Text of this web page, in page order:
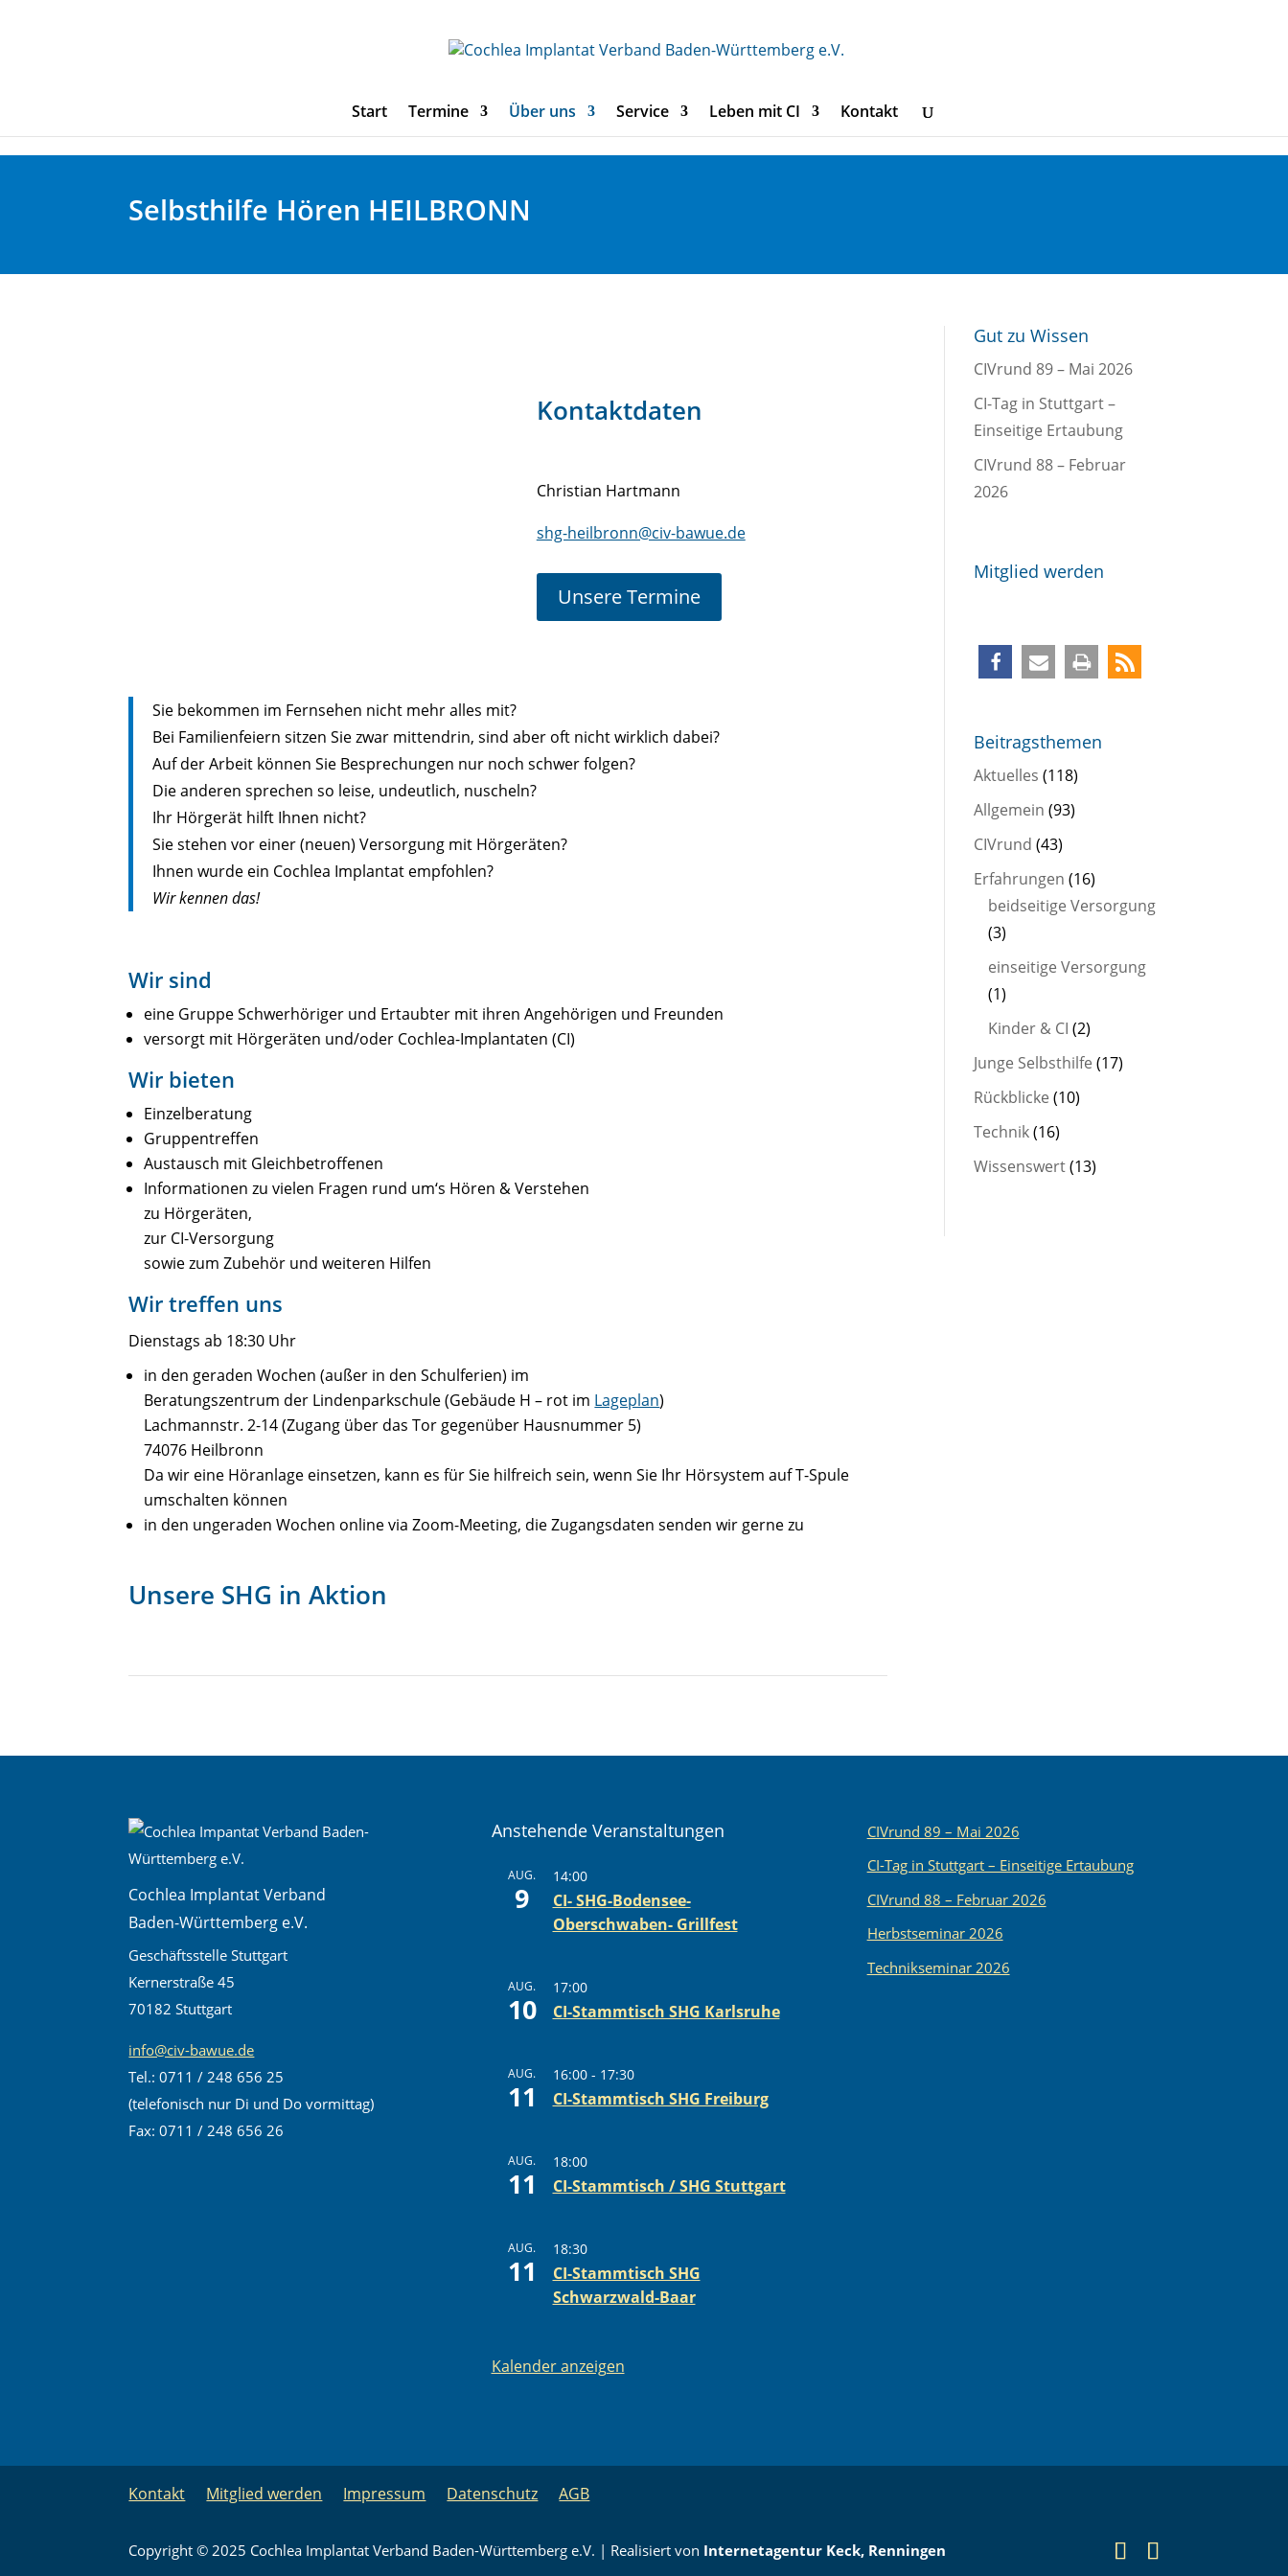
Start Termine Über uns Service Leben mit CI Kontakt
Selbsthilfe Hören HEILBRONN
Kontaktdaten
Christian Hartmann
shg-heilbronn@civ-bawue.de
Unsere Termine
Sie bekommen im Fernsehen nicht mehr alles mit?
Bei Familienfeiern sitzen Sie zwar mittendrin, sind aber oft nicht wirklich dabei?
Auf der Arbeit können Sie Besprechungen nur noch schwer folgen?
Die anderen sprechen so leise, undeutlich, nuscheln?
Ihr Hörgerät hilft Ihnen nicht?
Sie stehen vor einer (neuen) Versorgung mit Hörgeräten?
Ihnen wurde ein Cochlea Implantat empfohlen?
Wir kennen das!
Wir sind
eine Gruppe Schwerhöriger und Ertaubter mit ihren Angehörigen und Freunden
versorgt mit Hörgeräten und/oder Cochlea-Implantaten (CI)
Wir bieten
Einzelberatung
Gruppentreffen
Austausch mit Gleichbetroffenen
Informationen zu vielen Fragen rund um‘s Hören & Verstehen
zu Hörgeräten,
zur CI-Versorgung
sowie zum Zubehör und weiteren Hilfen
Wir treffen uns
Dienstags ab 18:30 Uhr
in den geraden Wochen (außer in den Schulferien) im
Beratungszentrum der Lindenparkschule (Gebäude H – rot im Lageplan)
Lachmannstr. 2-14 (Zugang über das Tor gegenüber Hausnummer 5)
74076 Heilbronn
Da wir eine Höranlage einsetzen, kann es für Sie hilfreich sein, wenn Sie Ihr Hörsystem auf T-Spule
umschalten können
in den ungeraden Wochen online via Zoom-Meeting, die Zugangsdaten senden wir gerne zu
Unsere SHG in Aktion
Gut zu Wissen
CIVrund 89 – Mai 2026
CI-Tag in Stuttgart –
Einseitige Ertaubung
CIVrund 88 – Februar
2026
Mitglied werden
Beitragsthemen
Aktuelles (118)
Allgemein (93)
CIVrund (43)
Erfahrungen (16)
beidseitige Versorgung
(3)
einseitige Versorgung
(1)
Kinder & CI (2)
Junge Selbsthilfe (17)
Rückblicke (10)
Technik(16)
Wissenswert(13)
Cochlea Implantat Verband
Baden-Württemberg e.V.
Geschäftsstelle Stuttgart
Kernerstraße 45
70182 Stuttgart
info@civ-bawue.de
Tel.: 0711 / 248 656 25
(telefonisch nur Di und Do vormittag)
Fax: 0711 / 248 656 26
Anstehende Veranstaltungen
AUG.
9
14:00
CI- SHG-Bodensee-
Oberschwaben- Grillfest
AUG.
10
17:00
CI-Stammtisch SHG Karlsruhe
AUG.
11
16:00- 17:30
CI-Stammtisch SHG Freiburg
AUG.
11
18:00
CI-Stammtisch / SHG Stuttgart
AUG.
11
18:30
CI-Stammtisch SHG
Schwarzwald-Baar
Kalender anzeigen
CIVrund 89 – Mai 2026
CI-Tag in Stuttgart – Einseitige Ertaubung
CIVrund 88 – Februar 2026
Herbstseminar 2026
Technikseminar 2026
Kontakt Mitglied werden Impressum Datenschutz AGB
Copyright © 2025 Cochlea Implantat Verband Baden-Württemberg e.V. | Realisiert von Internetagentur Keck, Renningen